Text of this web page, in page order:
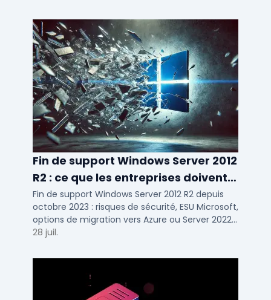
Fin de support Windows Server 2012
R2 : ce que les entreprises doivent
savoir
Fin de support Windows Server 2012 R2 depuis
octobre 2023 : risques de sécurité, ESU Microsoft,
options de migration vers Azure ou Server 2022
pour TPE, PME et ETI.
28 juil.